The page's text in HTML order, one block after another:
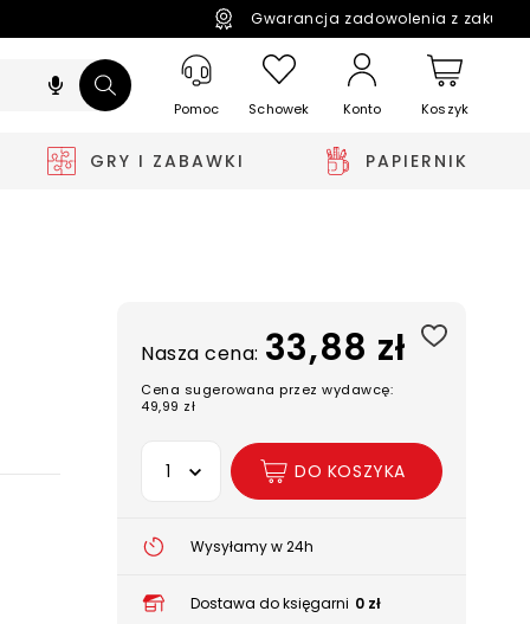
Gwarancja zadowolenia z
Pomoc Schowek Konto Koszyk
GRY I ZABAWKI PAPIERNIK
Nasza cena: 33,88 zł
Cena sugerowana przez wydawcę:
49,99 zł
Wybierz opcję
DO KOSZYKA
Wysyłamy w 24h
Dostawa do księgarni 0 zł